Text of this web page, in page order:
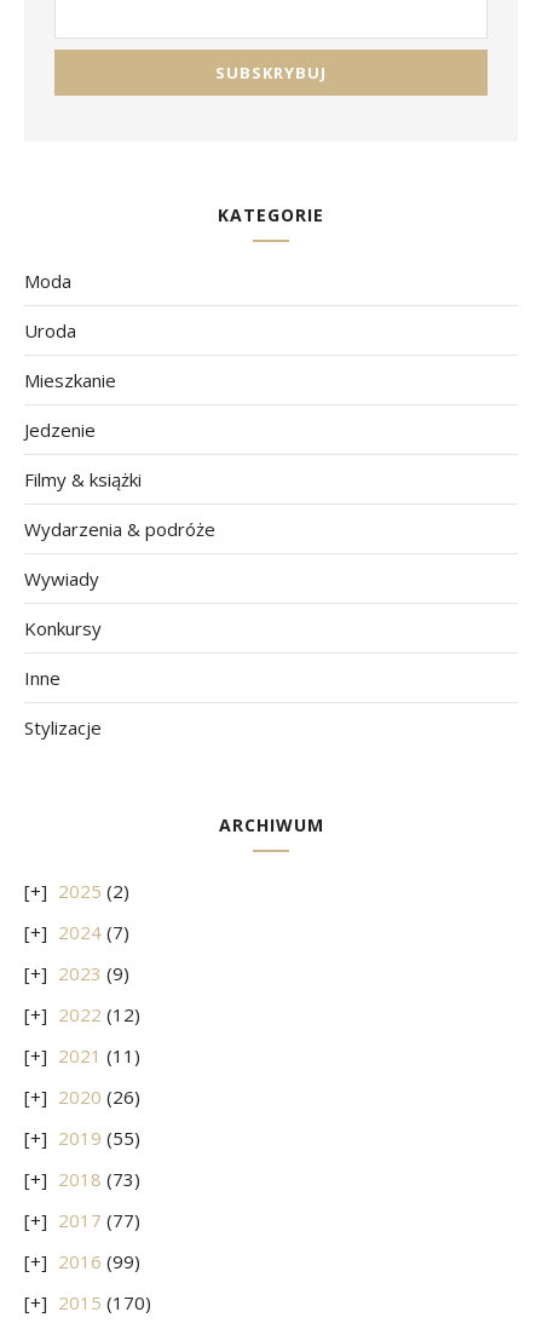
KATEGORIE
Moda
Uroda
Mieszkanie
Jedzenie
Filmy & książki
Wydarzenia & podróże
Wywiady
Konkursy
Inne
Stylizacje
ARCHIWUM
2025 (2)
2024 (7)
2023 (9)
2022 (12)
2021 (11)
2020 (26)
2019 (55)
2018 (73)
2017 (77)
2016 (99)
2015 (170)